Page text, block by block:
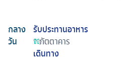
กลาง
วัน
รับประทานอาหาร
ภัตตาคาร
เดินทาง